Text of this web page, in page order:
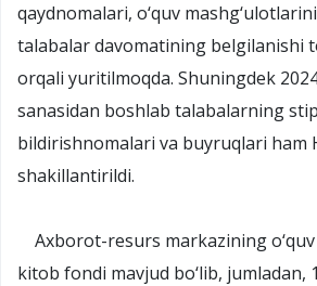
qaydnomalari, o‘quv
talabalar davomatining belgilanishi
orqali yuritilmoqda. Shuningdek
sanasidan boshlab talabalarning
bildirishnomalari va buyruqlari ham
shakillantirildi.
Axborot-resurs markazining
kitob fondi mavjud bo‘lib, jumladan,